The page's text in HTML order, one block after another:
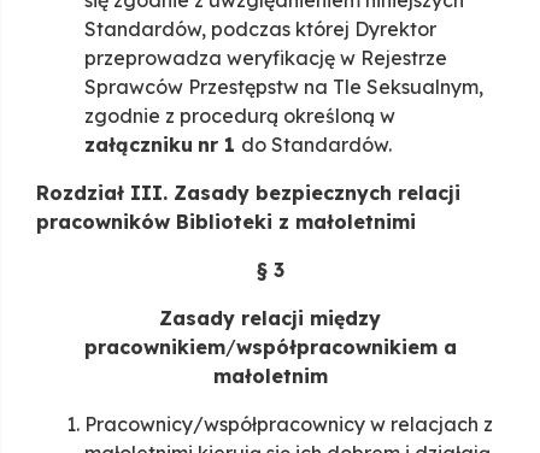
Standardów, podczas której Dyrektor
przeprowadza weryfikację w Rejestrze
Sprawców Przestępstw na Tle Seksualnym,
zgodnie z procedurą określoną w
załączniku nr 1 do Standardów.
Rozdział III. Zasady bezpiecznych relacji
pracowników Biblioteki z małoletnimi
§ 3
Zasady relacji między
pracownikiem/współpracownikiem a
małoletnim
Pracownicy/współpracownicy w relacjach z